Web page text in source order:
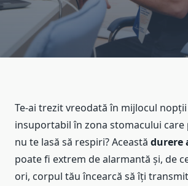
Te-ai trezit vreodată în mijlocul
insuportabil în zona stomacului care
nu te lasă să respiri? Această durere
poate fi extrem de alarmantă și, de
ori, corpul tău încearcă să îți